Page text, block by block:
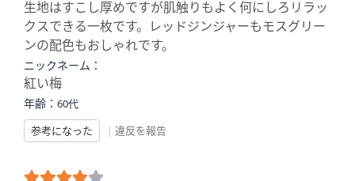
生地はすこし厚めですが肌触りもよく何にしろリラッ
クスできる一枚です。レッドジンジャーもモスグリー
ンの配色もおしゃれです。
ニックネーム：
紅い梅
年齢： 60代
参考になった
| 違反を報告